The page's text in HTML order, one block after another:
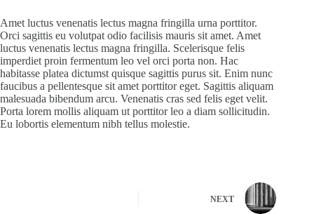
Amet luctus venenatis lectus magna fringilla urna porttitor.
Orci sagittis eu volutpat odio facilisis mauris sit amet. Amet
luctus venenatis lectus magna fringilla. Scelerisque felis
imperdiet proin fermentum leo vel orci porta non. Hac
habitasse platea dictumst quisque sagittis purus sit. Enim nunc
faucibus a pellentesque sit amet porttitor eget. Sagittis aliquam
malesuada bibendum arcu. Venenatis cras sed felis eget velit.
Porta lorem mollis aliquam ut porttitor leo a diam sollicitudin.
Eu lobortis elementum nibh tellus molestie.
NEXT